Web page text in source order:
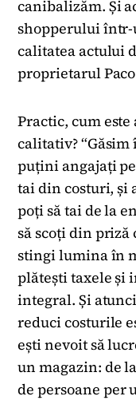
canibalizăm. Și
shopperului
calitatea actului
proprietarul
Practic, cum
calitativ?
puțini angajați
tai din costuri, și
poți să tai de la
să scoți din
stingi lumina în
plătești taxele și
integral. Și
reduci costurile
ești nevoit să
un magazin: de
de persoane per